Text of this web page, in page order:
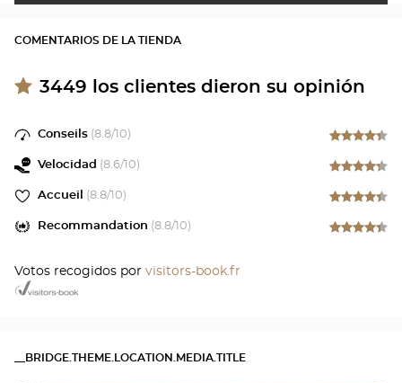
COMENTARIOS DE LA TIENDA
3449 los clientes dieron su opinión
Conseils (8.8/10)
Velocidad (8.6/10)
Accueil (8.8/10)
Recommandation (8.8/10)
Votos recogidos por visitors-book.fr
__BRIDGE.THEME.LOCATION.MEDIA.TITLE